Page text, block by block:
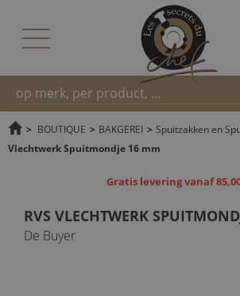
Snel
> BOUTIQUE > BAKGEREI > Spuitzakken en
Vlechtwerk Spuitmondje 16 mm
Gratis levering vanaf
RVS VLECHTWERK
De Buyer